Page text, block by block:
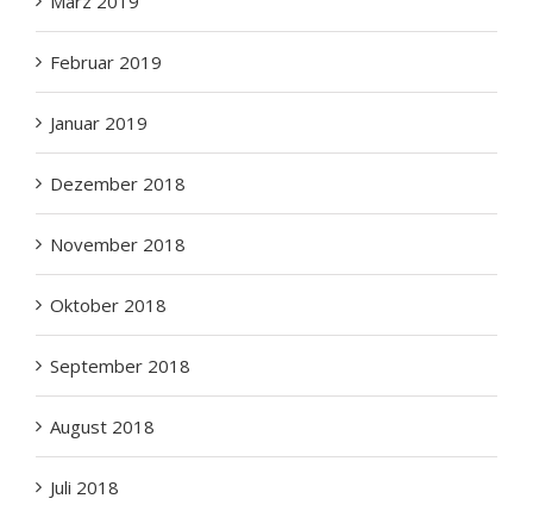
Februar 2019
Januar 2019
Dezember 2018
November 2018
Oktober 2018
September 2018
August 2018
Juli 2018